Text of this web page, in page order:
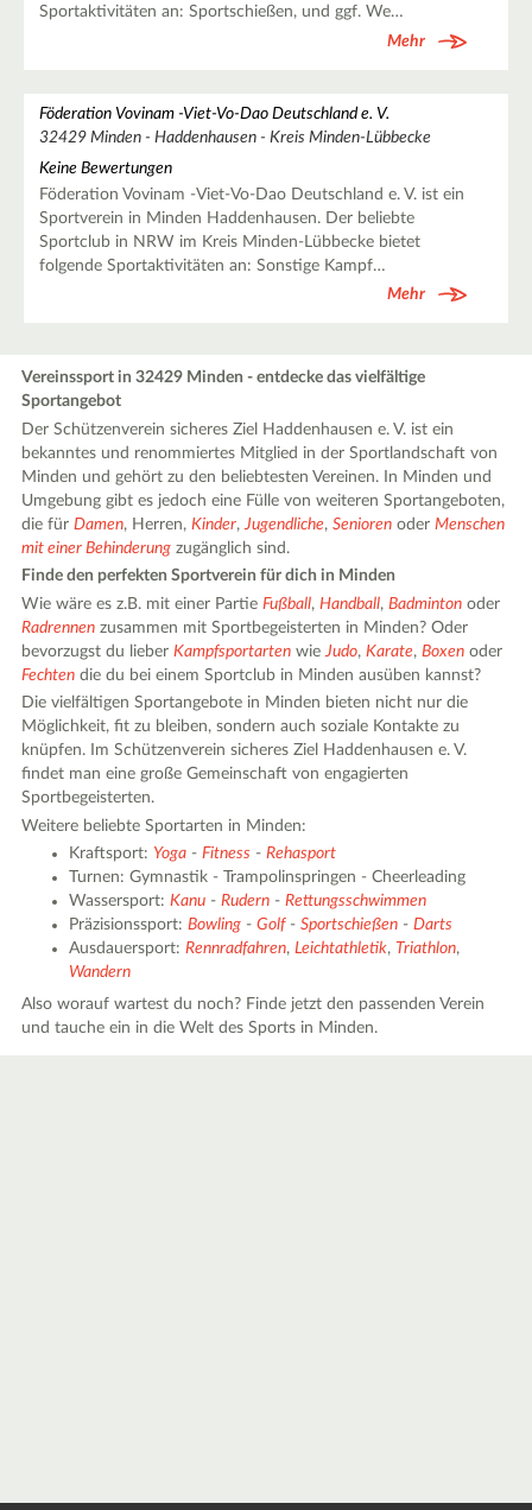
Sportaktivitäten an: Sportschießen, und ggf. We…
Mehr
Föderation Vovinam -Viet-Vo-Dao Deutschland e. V.
32429 Minden - Haddenhausen - Kreis Minden-Lübbecke
Keine Bewertungen
Föderation Vovinam -Viet-Vo-Dao Deutschland e. V. ist ein
Sportverein in Minden Haddenhausen. Der beliebte
Sportclub in NRW im Kreis Minden-Lübbecke bietet
folgende Sportaktivitäten an: Sonstige Kampf…
Mehr
Vereinssport in 32429 Minden - entdecke das vielfältige
Sportangebot
Der Schützenverein sicheres Ziel Haddenhausen e. V. ist ein
bekanntes und renommiertes Mitglied in der Sportlandschaft von
Minden und gehört zu den beliebtesten Vereinen. In Minden und
Umgebung gibt es jedoch eine Fülle von weiteren Sportangeboten,
die fürDamen, Herren,Kinder,Jugendliche,Senioren oderMenschen
mit einer Behinderung zugänglich sind.
Finde den perfekten Sportverein für dich in Minden
Wie wäre es z.B. mit einer PartieFußball,Handball,Badminton oder
Radrennen zusammen mit Sportbegeisterten in Minden? Oder
bevorzugst du lieberKampfsportarten wieJudo,Karate,Boxen oder
Fechten die du bei einem Sportclub in Minden ausüben kannst?
Die vielfältigen Sportangebote in Minden bieten nicht nur die
Möglichkeit, fit zu bleiben, sondern auch soziale Kontakte zu
knüpfen. Im Schützenverein sicheres Ziel Haddenhausen e. V.
findet man eine große Gemeinschaft von engagierten
Sportbegeisterten.
Weitere beliebte Sportarten in Minden:
Kraftsport: Yoga -Fitness -Rehasport
Turnen: Gymnastik - Trampolinspringen - Cheerleading
Wassersport:Kanu -Rudern -Rettungsschwimmen
Präzisionssport:Bowling -Golf-Sportschießen -Darts
Ausdauersport:Rennradfahren,Leichtathletik, Triathlon,
Wandern
Also worauf wartest du noch? Finde jetzt den passenden Verein
und tauche ein in die Welt des Sports in Minden.